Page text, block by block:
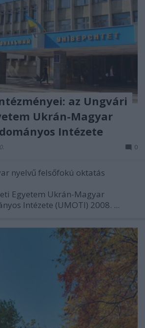
az Ungvári
Ukrán-Magyar
Intézete
0
nyelvű felsőfokú oktatás
Egyetem Ukrán-Magyar
Intézete (UMOTI) 2008. ...